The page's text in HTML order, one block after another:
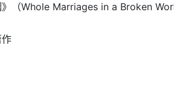
（Whole Marriages in a Broken